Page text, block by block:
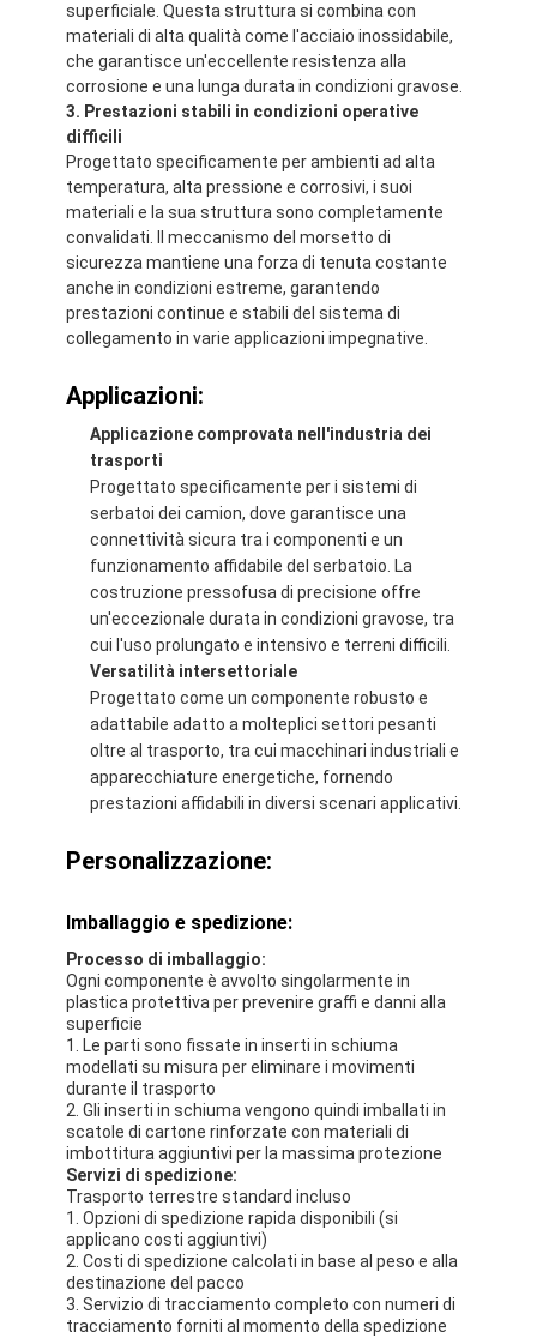
Giro della fabbrica
Controllo di qualità
Contattici
Nastro adesivo dell'isolamento
Nastro dell'isolamento del panno di vetro
Nastro termoresistente dell'isolamento
Nastro adesivo del panno di vetro
Nastro adesivo del film del Polyimide
Nastro adesivo del di alluminio
Nastro del panno di vetro del di alluminio
La stagnola ha affrontato la carta kraft
Panno della vetroresina del di alluminio
Nastro della tela della stagnola
Nastro di condotta del panno
Doppio nastro adesivo parteggiato
Nastro adesivo dell'ANIMALE DOMESTICO
Colata di investimento di precisione
Tavola di isolamento elettrico
superficiale. Questa struttura si combina con
materiali di alta qualità come l'acciaio inossidabile,
che garantisce un'eccellente resistenza alla
corrosione e una lunga durata in condizioni gravose.
3. Prestazioni stabili in condizioni operative
difficili
Progettato specificamente per ambienti ad alta
temperatura, alta pressione e corrosivi, i suoi
materiali e la sua struttura sono completamente
convalidati. Il meccanismo del morsetto di
sicurezza mantiene una forza di tenuta costante
anche in condizioni estreme, garantendo
prestazioni continue e stabili del sistema di
collegamento in varie applicazioni impegnative.
Applicazioni:
Applicazione comprovata nell'industria dei
trasporti
Progettato specificamente per i sistemi di
serbatoi dei camion, dove garantisce una
connettività sicura tra i componenti e un
funzionamento affidabile del serbatoio. La
costruzione pressofusa di precisione offre
un'eccezionale durata in condizioni gravose, tra
cui l'uso prolungato e intensivo e terreni difficili.
Versatilità intersettoriale
Progettato come un componente robusto e
adattabile adatto a molteplici settori pesanti
oltre al trasporto, tra cui macchinari industriali e
apparecchiature energetiche, fornendo
prestazioni affidabili in diversi scenari applicativi.
Personalizzazione:
Imballaggio e spedizione:
Processo di imballaggio:
Ogni componente è avvolto singolarmente in
plastica protettiva per prevenire graffi e danni alla
superficie
1. Le parti sono fissate in inserti in schiuma
modellati su misura per eliminare i movimenti
durante il trasporto
2. Gli inserti in schiuma vengono quindi imballati in
scatole di cartone rinforzate con materiali di
imbottitura aggiuntivi per la massima protezione
Servizi di spedizione:
Trasporto terrestre standard incluso
1. Opzioni di spedizione rapida disponibili (si
applicano costi aggiuntivi)
2. Costi di spedizione calcolati in base al peso e alla
destinazione del pacco
3. Servizio di tracciamento completo con numeri di
tracciamento forniti al momento della spedizione